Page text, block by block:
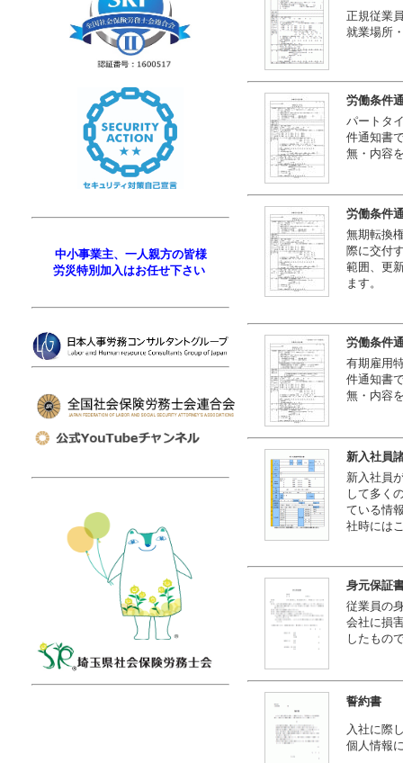
正規従業
就業場所
労働条件
パートタ
件通知書
無・内容
労働条件
無期転換
際に交付
範囲、更
ます。
労働条件
有期雇用
件通知書
無・内容
新入社員
新入社員
して多く
ている情
社時には
身元保証
従業員の
会社に損
したもの
誓約書
入社に際
個人情報
中小事業主、一人親方の皆様
労災特別加入はお任せ下さい